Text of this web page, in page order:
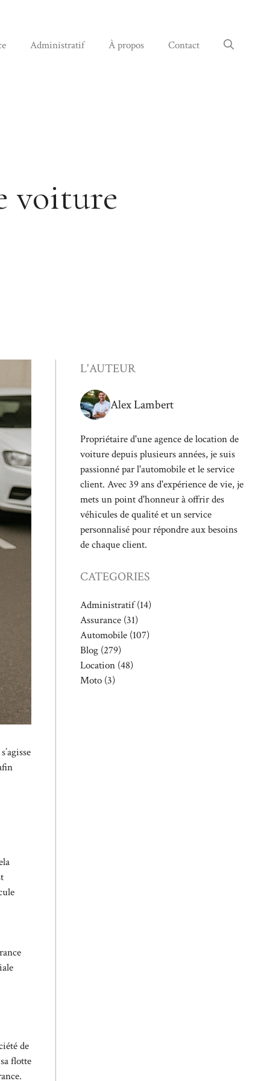
Administratif À propos Contact
voiture
de
flotte
L'AUTEUR
Alex Lambert
Propriétaire d'une agence de location de
voiture depuis plusieurs années, je suis
passionné par l'automobile et le service
client. Avec 39 ans d'expérience de vie, je
mets un point d'honneur à offrir des
véhicules de qualité et un service
personnalisé pour répondre aux besoins
de chaque client.
CATEGORIES
Administratif(14)
Assurance (31)
Automobile (107)
Blog (279)
Location (48)
Moto (3)